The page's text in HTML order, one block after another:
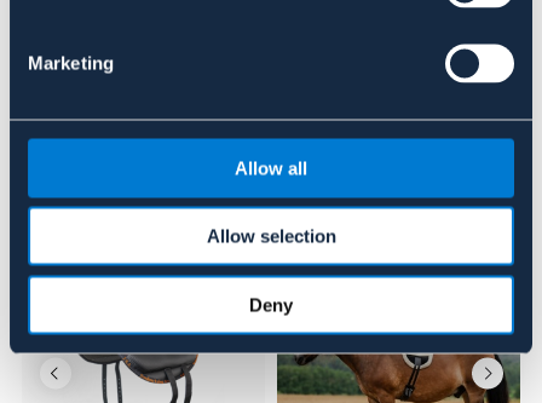
Marketing
Allow all
Allow selection
Deny
Liknande produkter